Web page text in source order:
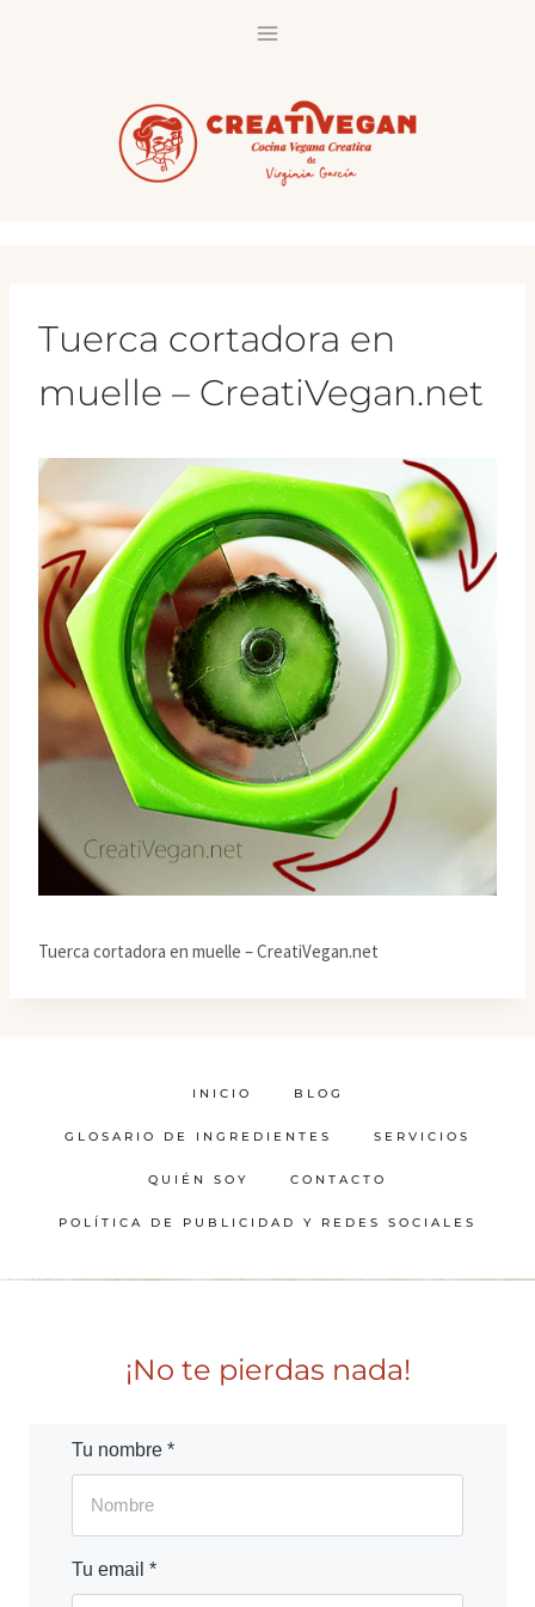
Tuerca cortadora en
muelle – CreatiVegan.net
Tuerca cortadora en muelle – CreatiVegan.net
INICIO BLOG
GLOSARIO DE INGREDIENTES SERVICIOS
QUIÉN SOY CONTACTO
POLÍTICA DE PUBLICIDAD Y REDES SOCIALES
¡No te pierdas nada!
Tu nombre *
Tu email *